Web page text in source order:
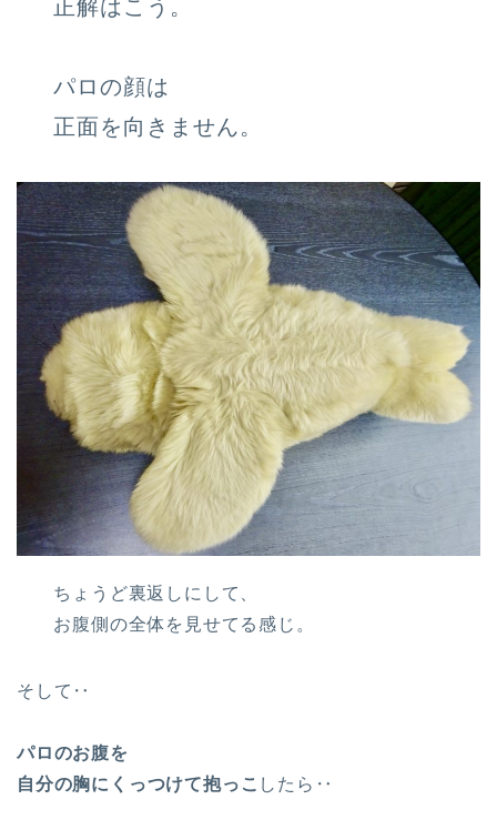
正解はこう。
パロの顔は
正面を向きません。
ちょうど裏返しにして、
お腹側の全体を見せてる感じ。
そして‥
パロのお腹を
自分の胸にくっつけて抱っこ したら‥